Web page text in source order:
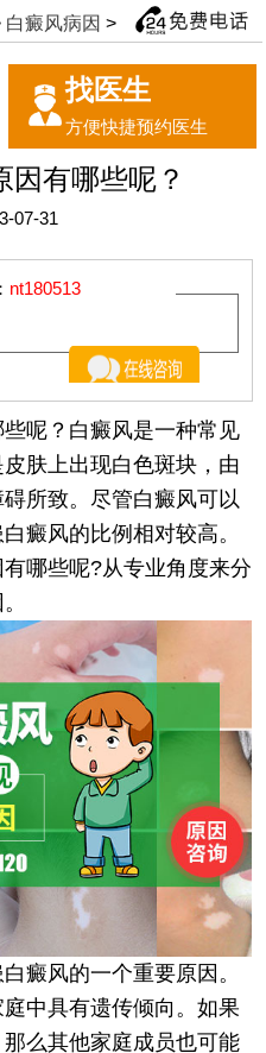
白癜风病因 >
找医生
方便快捷预约医生
因有哪些呢？
07-31
nt180513
呢？白癜风是一种常见
肤上出现白色斑块，由
所致。尽管白癜风可以
癜风的比例相对较高。
哪些呢?从专业角度来分
风的一个重要原因。
中具有遗传倾向。如果
么其他家庭成员也可能